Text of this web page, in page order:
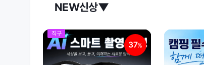
NEW신상▼
직구
37%